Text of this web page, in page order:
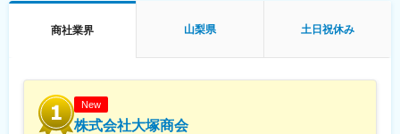
商社業界 山梨県 土日祝休み
New
株式会社大塚商会